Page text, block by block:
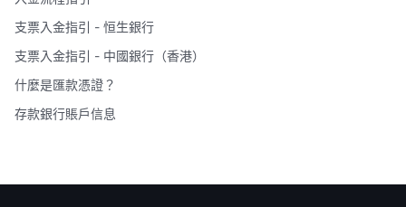
支票入金指引 - 恒生銀行
支票入金指引 - 中國銀行（香港）
什麼是匯款憑證？
存款銀行賬戶信息